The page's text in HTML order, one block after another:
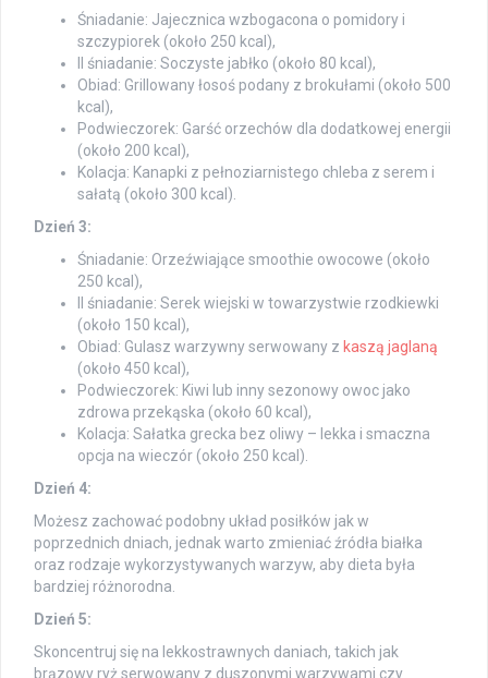
Śniadanie: Jajecznica wzbogacona o pomidory i
szczypiorek (około 250 kcal),
II śniadanie: Soczyste jabłko (około 80 kcal),
Obiad: Grillowany łosoś podany z brokułami (około 500
kcal),
Podwieczorek: Garść orzechów dla dodatkowej energii
(około 200 kcal),
Kolacja: Kanapki z pełnoziarnistego chleba z serem i
sałatą (około 300 kcal).
Dzień 3:
Śniadanie: Orzeźwiające smoothie owocowe (około
250 kcal),
II śniadanie: Serek wiejski w towarzystwie rzodkiewki
(około 150 kcal),
Obiad: Gulasz warzywny serwowany z kaszą jaglaną
(około 450 kcal),
Podwieczorek: Kiwi lub inny sezonowy owoc jako
zdrowa przekąska (około 60 kcal),
Kolacja: Sałatka grecka bez oliwy – lekka i smaczna
opcja na wieczór (około 250 kcal).
Dzień 4:
Możesz zachować podobny układ posiłków jak w
poprzednich dniach, jednak warto zmieniać źródła białka
oraz rodzaje wykorzystywanych warzyw, aby dieta była
bardziej różnorodna.
Dzień 5:
Skoncentruj się na lekkostrawnych daniach, takich jak
brązowy ryż serwowany z duszonymi warzywami czy